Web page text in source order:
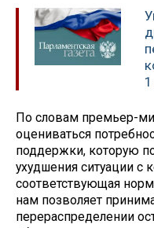
По словам премьер-
оцениваться
поддержки, которую
ухудшения ситуации с
соответствующая
нам позволяет
перераспределении